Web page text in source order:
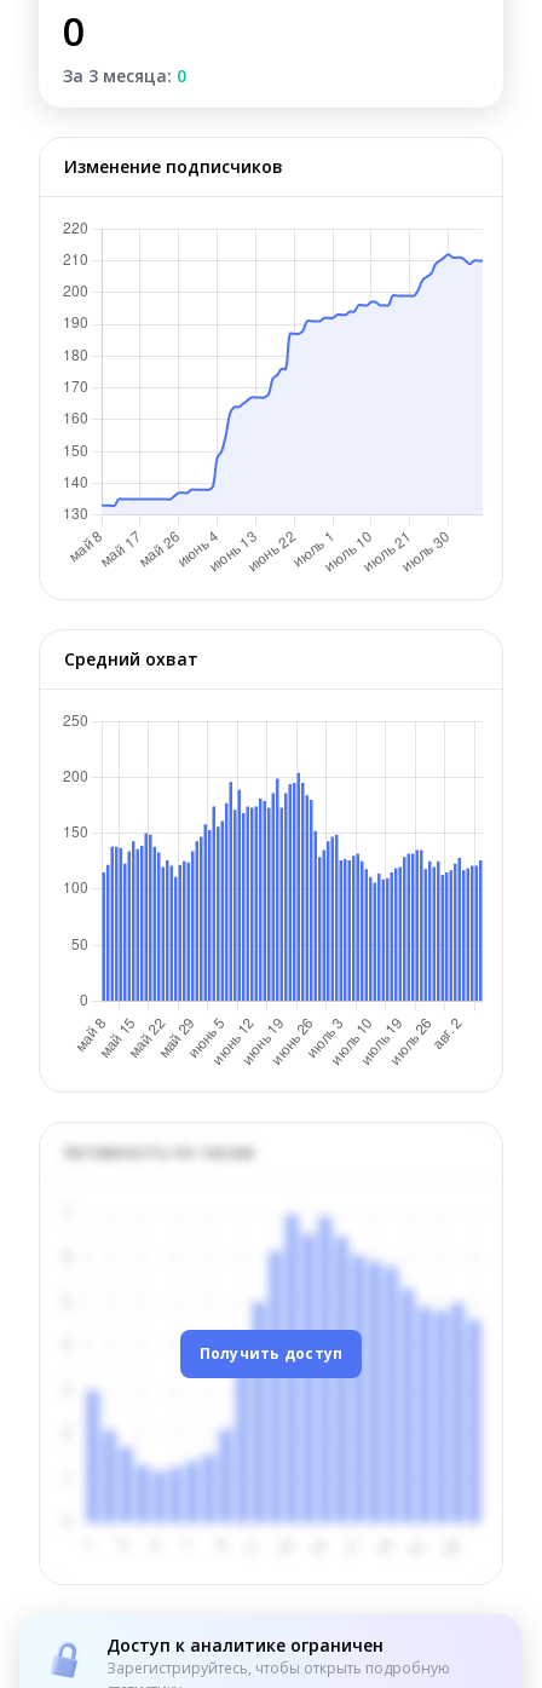
0
За 3 месяца: 0
Изменение подписчиков
Средний охват
Активность по часам
Получить доступ
Доступ к аналитике ограничен
Зарегистрируйтесь, чтобы открыть подробную